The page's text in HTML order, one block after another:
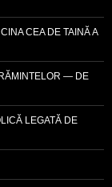
CEA DE TAINĂ A
— DE
LEGATĂ DE